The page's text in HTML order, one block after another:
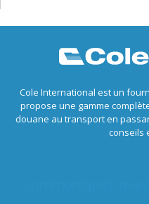
Cole International est un
propose une gamme
douane au transport en
conseils